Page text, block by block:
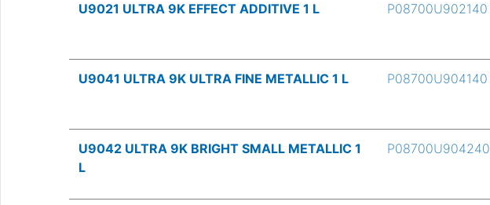
U9021 ULTRA 9K EFFECT ADDITIVE 1 L P08700U902140
U9041 ULTRA 9K ULTRA FINE METALLIC 1 L P08700U904140
U9042 ULTRA 9K BRIGHT SMALL METALLIC 1
L
P08700U904240